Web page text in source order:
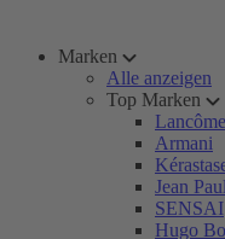
Marken
Alle anzeigen
Top Marken
Lancôme
Armani
Jean
SENSAI
Hugo